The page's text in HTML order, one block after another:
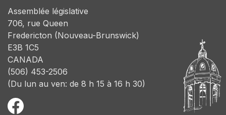
Assemblée législative
706, rue Queen
Fredericton (Nouveau-Brunswick)
E3B 1C5
CANADA
(506) 453-2506
(Du lun au ven: de 8 h 15 à 16 h 30)